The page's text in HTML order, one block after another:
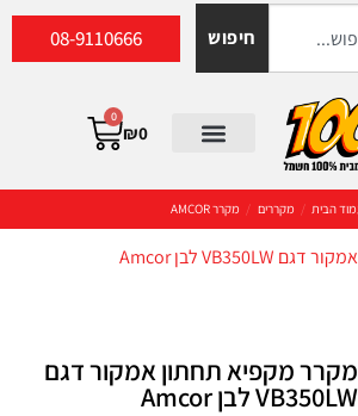
חיפוש 08-9110666
₪0
0
הבית / מקררים / מקרר AMCOR
מקרר מקפיא תחתון אמקור דגם
VB350LW לבן Amcor